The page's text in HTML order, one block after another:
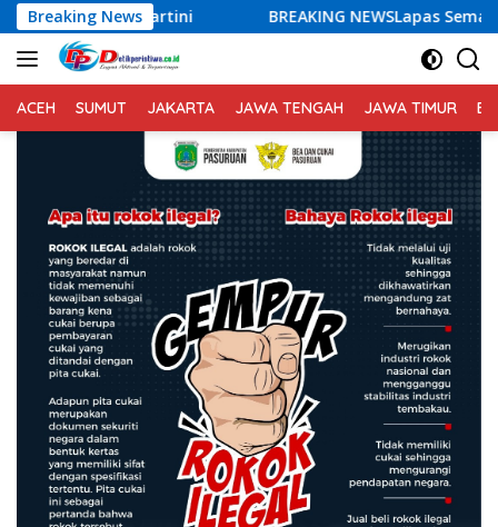
Langsung
ke
konten
Breaking News
BREAKING NEWSLapas Semarang Gagalkan
ACEH SUMUT JAKARTA JAWA TENGAH JAWA TIMUR